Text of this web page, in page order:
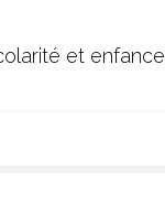
et enfance